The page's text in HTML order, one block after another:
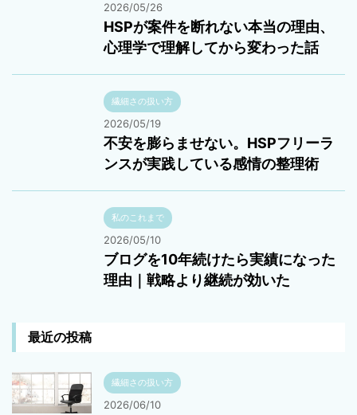
2026/05/26
HSPが案件を断れない本当の理由、
心理学で理解してから変わった話
繊細さの扱い方
2026/05/19
不安を膨らませない。HSPフリーラ
ンスが実践している感情の整理術
私のこれまで
2026/05/10
ブログを10年続けたら実績になった
理由｜戦略より継続が効いた
最近の投稿
繊細さの扱い方
2026/06/10